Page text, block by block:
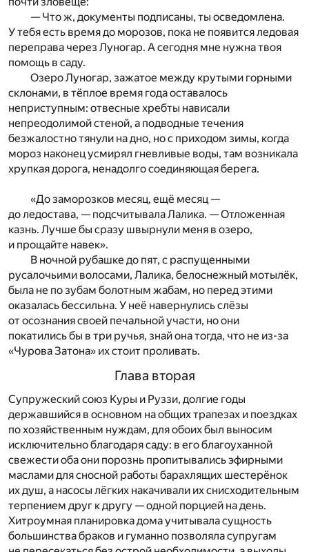
— Что ж, документы подписаны, ты осведомлена.
У тебя есть время до морозов, пока не появится ледовая
переправа через Луногар. А сегодня мне нужна твоя
помощь в саду.
Озеро Луногар, зажатое между крутыми горными
склонами, в тёплое время года оставалось
неприступным: отвесные хребты нависали
непреодолимой стеной, а подводные течения
безжалостно тянули на дно, но с приходом зимы, когда
мороз наконец усмирял гневливые воды, там возникала
хрупкая дорога, ненадолго соединяющая берега.
«До заморозков месяц, ещё месяц —
до ледостава, — подсчитывала Лалика. — Отложенная
казнь. Лучше бы сразу швырнули меня в озеро,
и прощайте навек».
В ночной рубашке до пят, с распущенными
русалочьими волосами, Лалика, белоснежный мотылёк,
была не по зубам болотным жабам, но перед этими
оказалась бессильна. У неё навернулись слёзы
от осознания своей печальной участи, но они
покатились бы в три ручья, знай она тогда, что не из-за
«Чурова Затона» их стоит проливать.
Глава вторая
Супружеский союз Куры и Руззи, долгие годы
державшийся в основном на общих трапезах и поездках
по хозяйственным нуждам, для обоих был выносим
исключительно благодаря саду: в его благоуханной
свежести оба они порознь пропитывались эфирными
маслами для сносной работы барахлящих шестерёнок
их душ, а насосы лёгких накачивали их снисходительным
терпением друг к другу — одной порцией на день.
Хитроумная планировка дома учитывала сущность
большинства браков и гуманно позволяла супругам